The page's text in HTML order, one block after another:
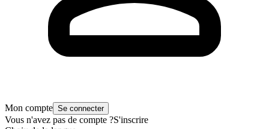
Mon compte Se connecter
Vous n'avez pas de compte ?S'inscrire